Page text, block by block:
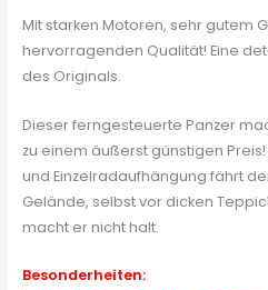
Mit starken Motoren, sehr gutem
hervorragenden Qualität! Eine
des Originals.
Dieser ferngesteuerte Panzer
zu einem äußerst günstigen
und Einzelradaufhängung fährt
Gelände, selbst vor dicken
macht er nicht halt.
Besonderheiten: